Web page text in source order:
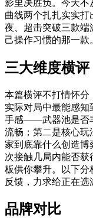
影里决胜负。今天不
曲线两个扎扎实实
夜、超击突破三款端
己操作习惯的那一款
三大维度横
本篇横评不打情怀分
实际对局中最能感
手感——武器池是否
流畅；第二是核心
家到底靠什么创造
次接触几局内能否
板供你攀升。以下分
反馈，力求给正在选
品牌对比